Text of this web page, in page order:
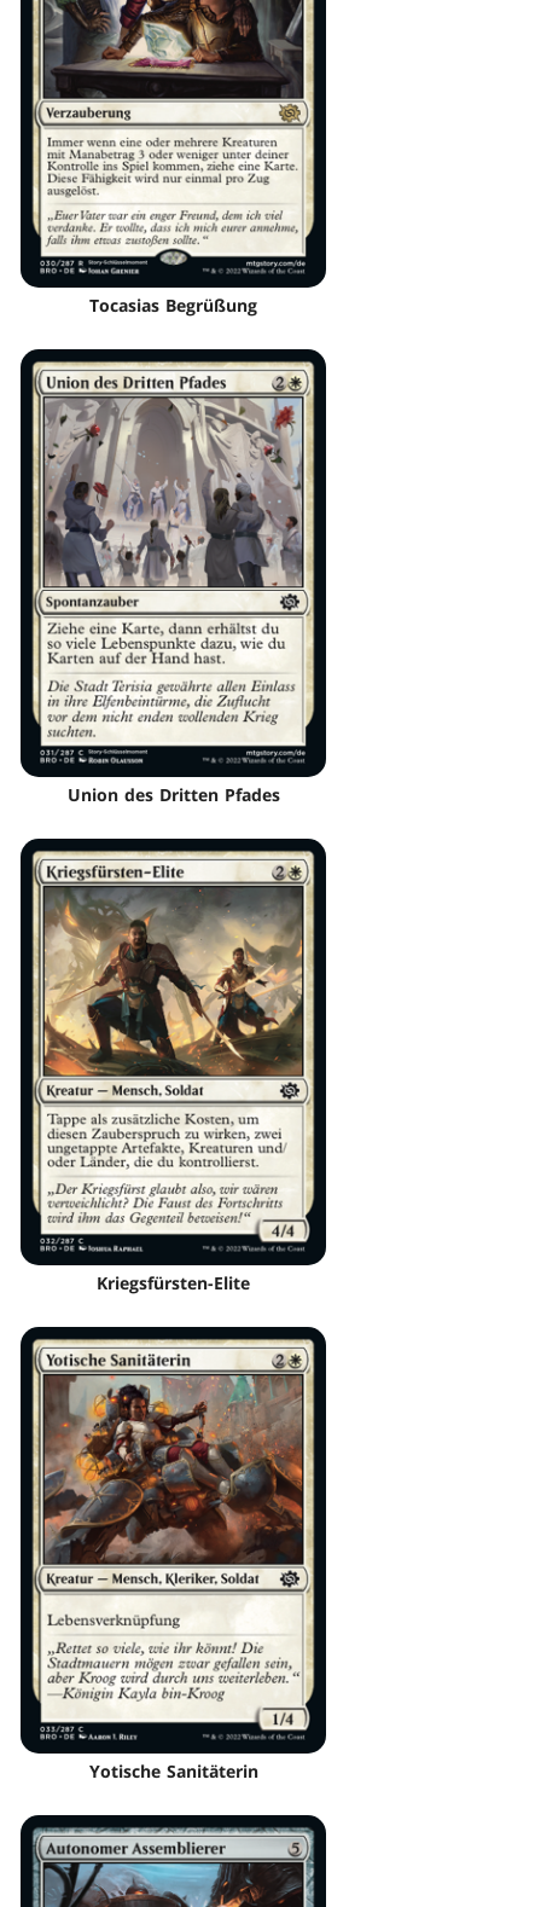
Tocasias Begrüßung
Union des Dritten Pfades
Kriegsfürsten-Elite
Yotische Sanitäterin